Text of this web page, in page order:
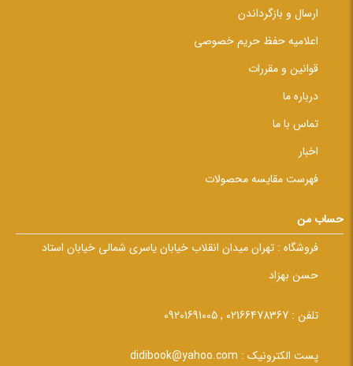
ارسال و بازگرداندن
اعلامیه حفظ حریم خصوصی
قوانین و مقررات
درباره ما
تماس با ما
اخبار
فهرست مقایسه محصولات
حساب من
فروشگاه : تهران میدان انقلاب خیابان یاسری شمالی خیابان استاد
حسن بهزاد
تلفن : 02166478367 , 09201691005
پست الکترونیک : didibook@yahoo.com